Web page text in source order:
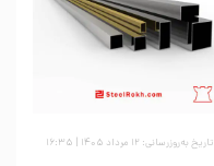
تاریخ به‌روزرسانی: ۱۲ مرداد ۱۴۰۵ | ۱۶:۳۵